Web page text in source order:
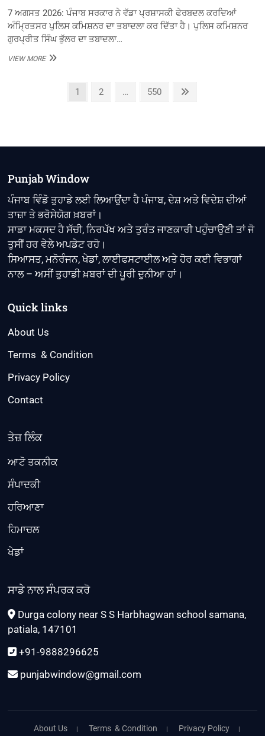
7 ਅਗਸਤ 2026: ਪੰਜਾਬ ਸਰਕਾਰ ਨੇ ਵੱਡਾ ਪ੍ਰਸ਼ਾਸਕੀ ਫੇਰਬਦਲ ਕਰਦਿਆਂ
ਅੰਮ੍ਰਿਤਸਰ ਪੁਲਿਸ ਕਮਿਸ਼ਨਰ ਦਾ ਤਬਾਦਲਾ ਕਰ ਦਿੱਤਾ ਹੈ। ਪੁਲਿਸ ਕਮਿਸ਼ਨਰ
ਗੁਰਪ੍ਰੀਤ ਸਿੰਘ ਭੁੱਲਰ ਦਾ ਤਬਾਦਲਾ…
VIEW MOREਪੰਜਾਬ
ਤਬਾਦਲਾ
Page
1 Page
2 … Page
550
Punjab Window
ਪੰਜਾਬ ਵਿੰਡੋ ਤੁਹਾਡੇ ਲਈ ਲਿਆਉਂਦਾ ਹੈ ਪੰਜਾਬ, ਦੇਸ਼ ਅਤੇ ਵਿਦੇਸ਼ ਦੀਆਂ
ਤਾਜ਼ਾ ਤੇ ਭਰੋਸੇਯੋਗ ਖ਼ਬਰਾਂ।
ਸਾਡਾ ਮਕਸਦ ਹੈ ਸੱਚੀ, ਨਿਰਪੱਖ ਅਤੇ ਤੁਰੰਤ ਜਾਣਕਾਰੀ ਪਹੁੰਚਾਉਣੀ ਤਾਂ ਜੋ
ਤੁਸੀਂ ਹਰ ਵੇਲੇ ਅਪਡੇਟ ਰਹੋ।
ਸਿਆਸਤ, ਮਨੋਰੰਜਨ, ਖੇਡਾਂ, ਲਾਈਫਸਟਾਈਲ ਅਤੇ ਹੋਰ ਕਈ ਵਿਭਾਗਾਂ
ਨਾਲ – ਅਸੀਂ ਤੁਹਾਡੀ ਖ਼ਬਰਾਂ ਦੀ ਪੂਰੀ ਦੁਨੀਆ ਹਾਂ।
Quick links
About Us
Terms & Condition
Privacy Policy
Contact
ਤੇਜ਼ ਲਿੰਕ
ਆਟੋ ਤਕਨੀਕ
ਸੰਪਾਦਕੀ
ਹਰਿਆਣਾ
ਹਿਮਾਚਲ
ਖੇਡਾਂ
ਸਾਡੇ ਨਾਲ ਸੰਪਰਕ ਕਰੋ
Durga colony near S S Harbhagwan school samana,
patiala, 147101
+91-9888296625
punjabwindow@gmail.com
About Us Terms & Condition Privacy Policy